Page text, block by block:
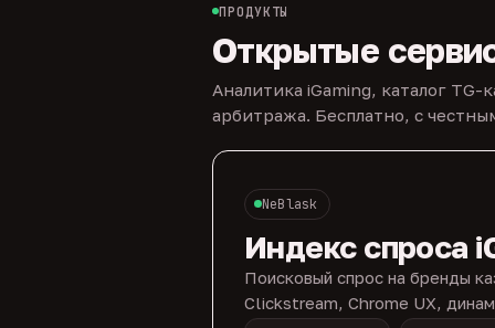
ПРОДУКТЫ
Открытые
Аналитика iGaming, каталог
арбитража. Бесплатно, с
NeBlask
Индекс спроса
Поисковый спрос на бренды
Clickstream, Chrome UX,